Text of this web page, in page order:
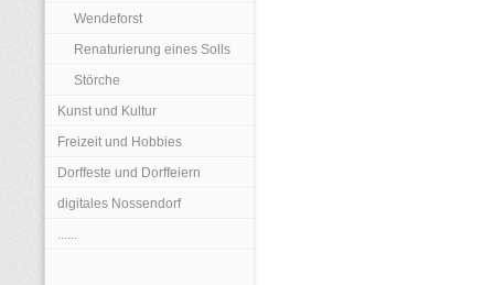
Wendeforst
Renaturierung eines Solls
Störche
Kunst und Kultur
Freizeit und Hobbies
Dorffeste und Dorffeiern
digitales Nossendorf
......